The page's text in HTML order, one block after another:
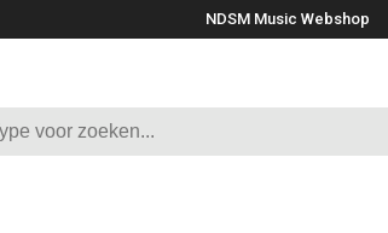
NDSM Music Webshop